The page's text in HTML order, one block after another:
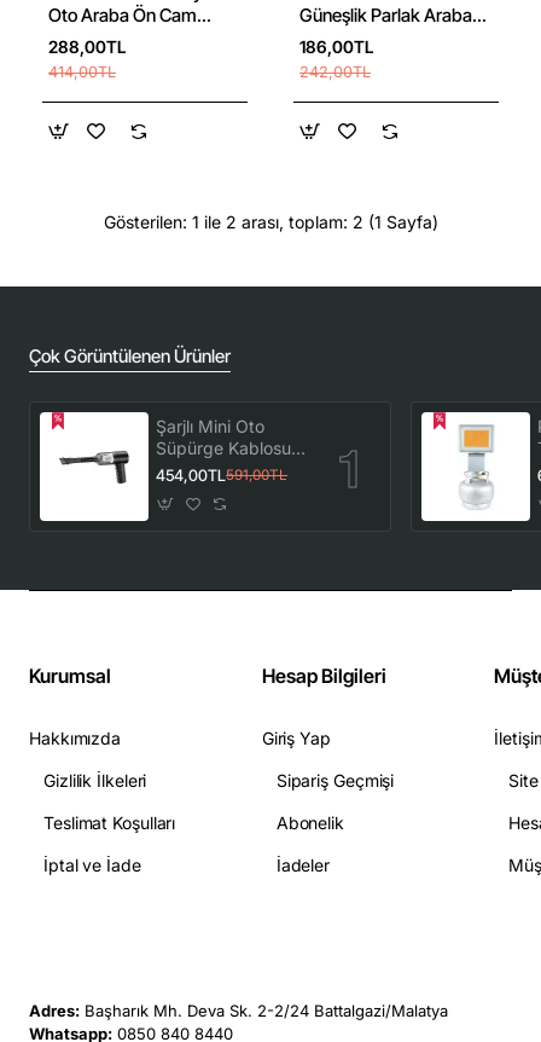
Oto Araba Ön Cam
Güneş Koruma Güneşlik
Şemsiyesi
288,00TL
414,00TL
Güneşlik Parlak Araba
Güneş Koruyucu Tüm
Araçlarla Uyumlu
Vantuzlu
186,00TL
242,00TL
Gösterilen: 1 ile 2 arası, toplam: 2 (1 Sayfa)
Çok Görüntülenen Ürünler
Şarjlı Mini Oto
Süpürge Kablosuz
El Araç Süpürgesi
Güçlü Vakum Çekiş
ve Üfleme
454,00TL591,00TL
Kurumsal
Hakkımızda
Gizlilik İlkeleri
Teslimat Koşulları
İptal ve İade
Hesap Bilgileri
Giriş Yap
Sipariş Geçmişi
Abonelik
İadeler
Site
Adres: Başharık Mh. Deva Sk. 2-2/24 Battalgazi/Malatya
Whatsapp: 0850 840 8440